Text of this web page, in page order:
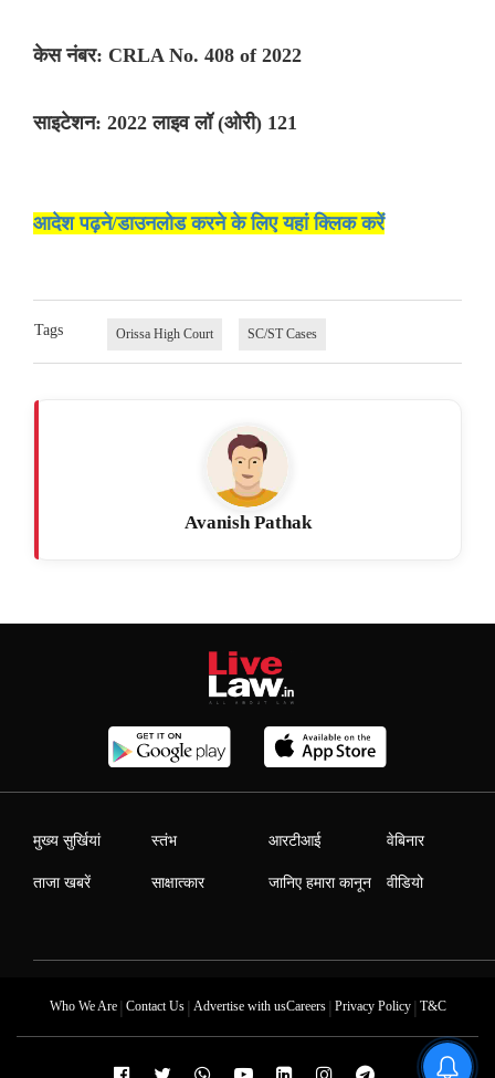
केस नंबर: CRLA No. 408 of 2022
साइटेशन: 2022 लाइव लॉ (ओरी) 121
आदेश पढ़ने/डाउनलोड करने के लिए यहां क्लिक करें
Tags Orissa High Court SC/ST Cases
Avanish Pathak
मुख्य सुर्खियां
ताजा खबरें
स्तंभ
साक्षात्कार
आरटीआई
जानिए हमारा कानून
वेबिनार
वीडियो
Who We Are| Contact Us| Advertise with usCareers| Privacy Policy| T&C